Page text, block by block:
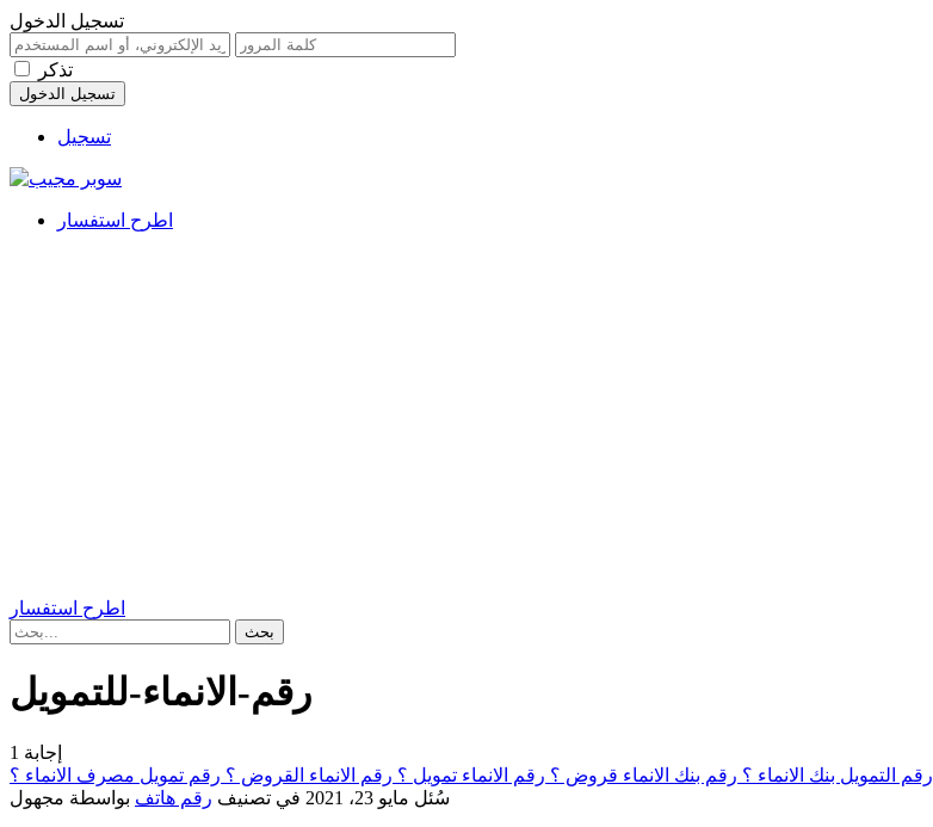
تسجيل الدخول
تذكر
تسجيل
اطرح استفسار
اطرح استفسار
رقم-الانماء-للتمويل
1 إجابة
رقم التمويل بنك الانماء ؟ رقم بنك الانماء قروض ؟ رقم الانماء تمويل ؟ رقم الانماء القروض ؟ رقم تمويل مصرف الانماء ؟
سُئل مايو 23، 2021 في تصنيف رقم هاتف بواسطة مجهول